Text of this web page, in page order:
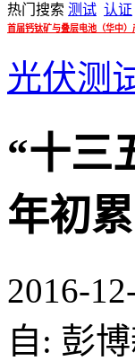
热门搜索 测试 认证
首届钙钛矿与叠层电池（华中）
光伏测
“十三
年初
2016-
自: 彭